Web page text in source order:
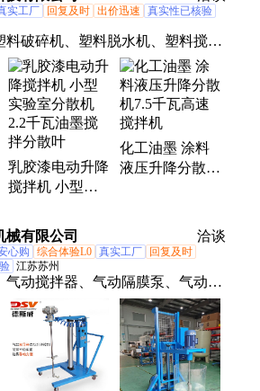
实工厂 回复及时 出价迅速
真实性已核验
料破碎机、塑料脱水机、塑料搅拌
卧式搅拌机、干粉搅拌机、粉体搅
机、蔬菜脱水机、立式脱水机、圆
粉机、离心脱水机、高速混合机、
混合机、塑料清洗设备、高速摩擦
停车架、铁马
乳胶漆电动升降
搅拌机 小型实
千瓦油墨搅拌分
散叶
化工油墨 涂料
液压升降分散机
械有限公司
洽谈
心购 综合体验L0 真实工厂
回复及时
江苏苏州
气动搅拌器、气动隔膜泵、气动搅
降机、不锈钢气动搅拌器、插桶
式气动马达、叶片式气动马达